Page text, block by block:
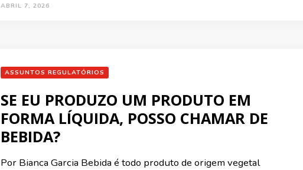
ABRIL 7, 2026
ASSUNTOS REGULATÓRIOS
SE EU PRODUZO UM PRODUTO EM
FORMA LÍQUIDA, POSSO CHAMAR DE
BEBIDA?
Por Bianca Garcia Bebida é todo produto de origem vegetal